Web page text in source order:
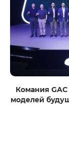
Комания
моделей